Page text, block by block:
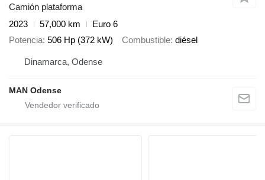
Camión plataforma
2023
57,000 km
Euro 6
Potencia 506 Hp (372 kW) Combustible diésel
Dinamarca, Odense
MAN Odense